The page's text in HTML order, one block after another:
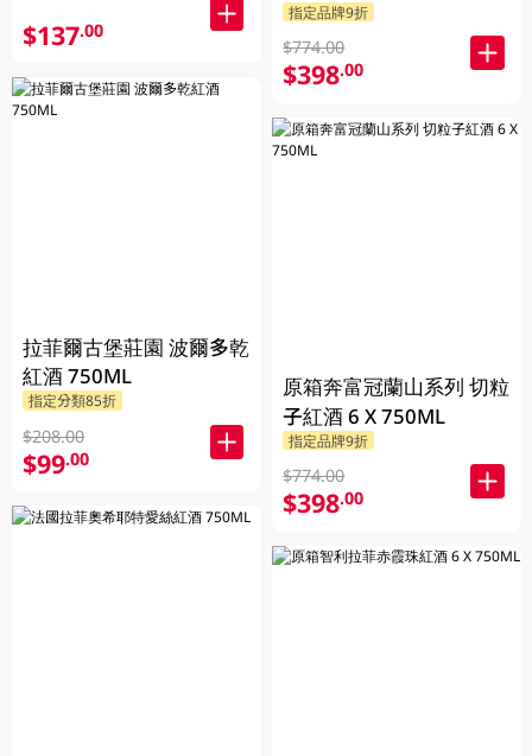
$137.00
拉菲爾古堡莊園 波爾多乾
紅酒 750ML
指定分類85折
$208.00
$99.00
指定品牌9折
$774.00
$398.00
原箱奔富冠蘭山系列 切粒
子紅酒 6 X 750ML
指定品牌9折
$774.00
$398.00